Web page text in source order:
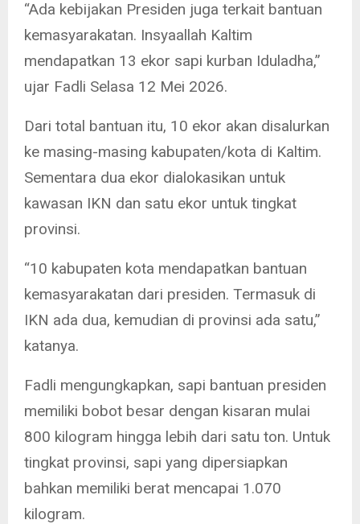
“Ada kebijakan Presiden juga terkait bantuan
kemasyarakatan. Insyaallah Kaltim
mendapatkan 13 ekor sapi kurban Iduladha,”
ujar Fadli Selasa 12 Mei 2026.
Dari total bantuan itu, 10 ekor akan disalurkan
ke masing-masing kabupaten/kota di Kaltim.
Sementara dua ekor dialokasikan untuk
kawasan IKN dan satu ekor untuk tingkat
provinsi.
“10 kabupaten kota mendapatkan bantuan
kemasyarakatan dari presiden. Termasuk di
IKN ada dua, kemudian di provinsi ada satu,”
katanya.
Fadli mengungkapkan, sapi bantuan presiden
memiliki bobot besar dengan kisaran mulai
800 kilogram hingga lebih dari satu ton. Untuk
tingkat provinsi, sapi yang dipersiapkan
bahkan memiliki berat mencapai 1.070
kilogram.